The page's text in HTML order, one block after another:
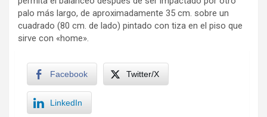
palo más largo, de aproximadamente 35 cm. sobre un
cuadrado (80 cm. de lado) pintado con tiza en el piso que
sirve con «home».
Facebook Twitter/X
LinkedIn